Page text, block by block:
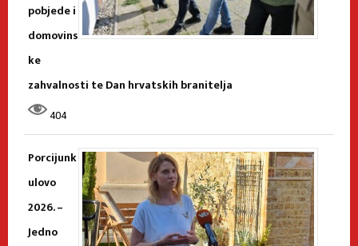
pobjede i
domovins
ke
zahvalnosti te Dan hrvatskih branitelja
404
Porcijunk
ulovo
2026. –
Jedno